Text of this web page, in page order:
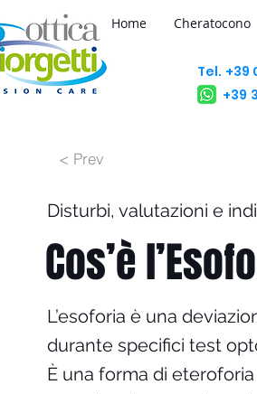
Tel. +39
+39
Home Cheratocono
< Prev
Cos’è
Disturbi, valutazioni e
L’esoforia è una
durante specifici test
È una forma di